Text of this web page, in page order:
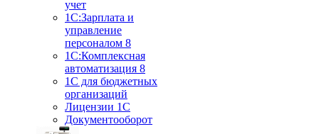
учет
1С:Зарплата и
управление
персоналом 8
1C:Комплексная
автоматизация 8
1С для бюджетных
организаций
Лицензии 1С
Документооборот